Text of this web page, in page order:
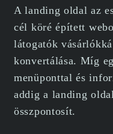
A landing oldal az
cél köré épített
látogatók
konvertálása. Míg
menüponttal és
addig a landing
összpontosít.